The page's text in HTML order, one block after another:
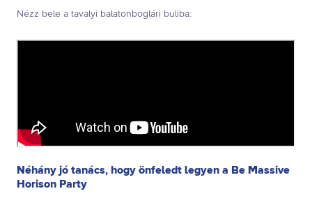
Nézz bele a tavalyi balatonboglári buliba:
Néhány jó tanács, hogy önfeledt legyen a Be Massive
Horison Party